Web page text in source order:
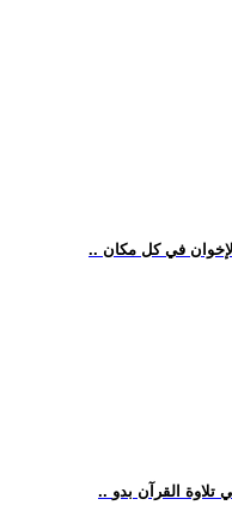
في كل مكان
تلاوة القرآن بدو